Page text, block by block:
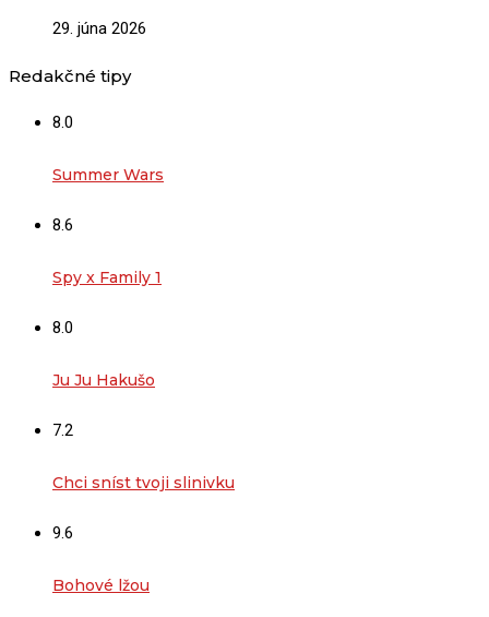
29. júna 2026
Redakčné tipy
8.0
Summer Wars
8.6
Spy x Family 1
8.0
Ju Ju Hakušo
7.2
Chci sníst tvoji slinivku
9.6
Bohové lžou